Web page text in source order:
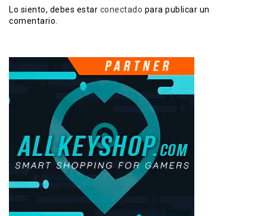
Lo siento, debes estar conectado para publicar un
comentario.